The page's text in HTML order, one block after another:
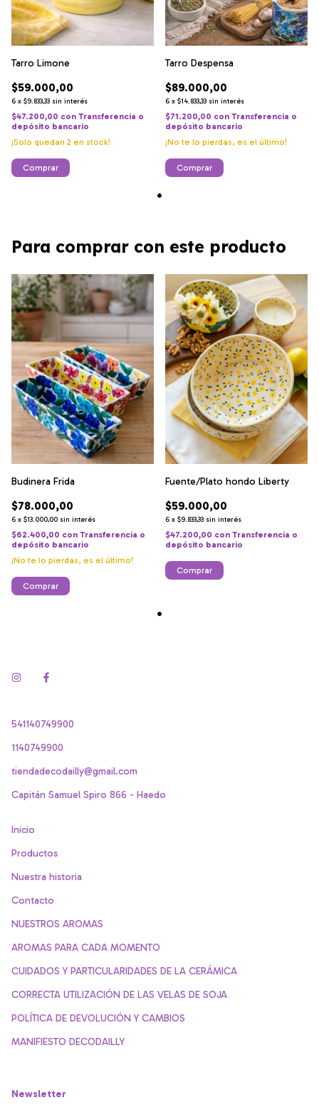
Tarro Limone
$59.000,00
6 x $9.833,33 sin interés
$47.200,00 con Transferencia o
depósito bancario
¡Solo quedan 2 en stock!
Tarro Despensa
$89.000,00
6 x $14.833,33 sin interés
$71.200,00 con Transferencia o
depósito bancario
¡No te lo pierdas, es el último!
Comprar
Para comprar con este producto
Budinera Frida
$78.000,00
6 x $13.000,00 sin interés
$62.400,00 con Transferencia o
depósito bancario
¡No te lo pierdas, es el último!
Comprar
Fuente/Plato hondo Liberty
$59.000,00
6 x $9.833,33 sin interés
$47.200,00 con Transferencia o
depósito bancario
Comprar
541140749900
1140749900
tiendadecodailly@gmail.com
Capitán Samuel Spiro 866 - Haedo
Inicio
Productos
Nuestra historia
Contacto
NUESTROS AROMAS
AROMAS PARA CADA MOMENTO
CUIDADOS Y PARTICULARIDADES DE LA CERÁMICA
CORRECTA UTILIZACIÓN DE LAS VELAS DE SOJA
POLÍTICA DE DEVOLUCIÓN Y CAMBIOS
MANIFIESTO DECODAILLY
Newsletter